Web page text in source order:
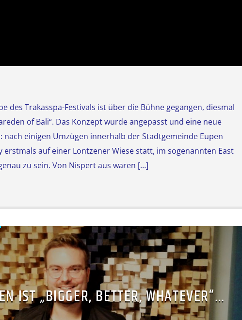
des Trakasspa-Festivals ist über die Bühne gegangen, diesmal
of Bali“. Das Konzept wurde angepasst und eine neue
nach einigen Umzügen innerhalb der Stadtgemeinde Eupen
erstmals auf einer Lontzener Wiese statt, im sogenannten East
zu sein. Von Nispert aus waren […]
IST „BIGGER, BETTER, WHATEVER“…